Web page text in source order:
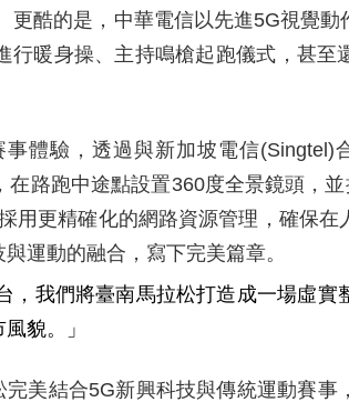
更酷的是，中華電信以先進5G視覺動
暖身操、主持鳴槍起跑儀式，甚至
體驗，透過與新加坡電信(Singtel)
在路跑中途點設置360度全景鏡頭，
更精確化的網路資源管理，確保在
運動的融合，寫下完美篇章。
我們將臺南馬拉松打造成一場虛實
貌。」
完美結合5G新興科技與傳統運動賽事